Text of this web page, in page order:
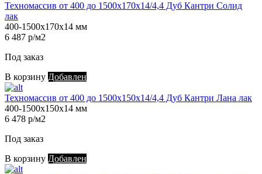
Техномассив от 400 до 1500х170х14/4,4 Дуб Кантри Солид
лак
400-1500х170х14 мм
6 487 р/м2
Под заказ
В корзину Добавлен
Техномассив от 400 до 1500х150х14/4,4 Дуб Кантри Лана лак
400-1500х150х14 мм
6 478 р/м2
Под заказ
В корзину Добавлен